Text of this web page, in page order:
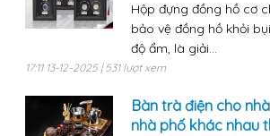
Hộp đựng đồng hồ cơ
bảo vệ đồng hồ khỏi
độ ẩm, là giải...
17:11 13-12-2025 | 531 lượt xem
Bàn trà điện cho
nhà phố khác nhau